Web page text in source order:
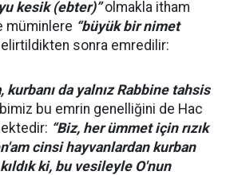
kesik (ebter)”olmakla itham
müminlere “büyük bir nimet
sonra emredilir:
kurbanı da yalnız Rabbine tahsis
bu emrin genelliğini de Hac
“Biz, her ümmet için rızık
cinsi hayvanlardan kurban
ki, bu vesileyle O'nun